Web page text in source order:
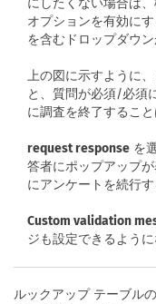
にしたくない場合は
オプションを有効に
を含むドロップダウン
上の図に示すように、
と、質問が必須/必須
に調査を終了すること
request response を
答者にポップアップ
にアンケートを続行す
Custom validation
ジも設定できるように
ルックアップ テーブル